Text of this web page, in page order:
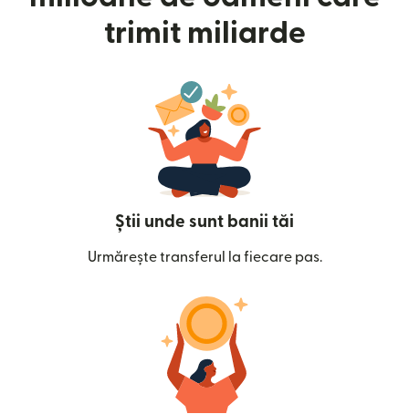
trimit miliarde
Știi unde sunt banii tăi
Urmărește transferul la fiecare pas.